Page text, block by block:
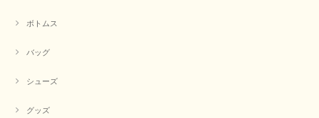
ボトムス
バッグ
シューズ
グッズ